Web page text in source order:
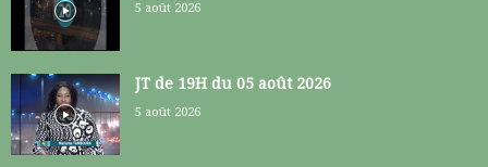
5 août 2026
JT de 19H du 05 août 2026
5 août 2026